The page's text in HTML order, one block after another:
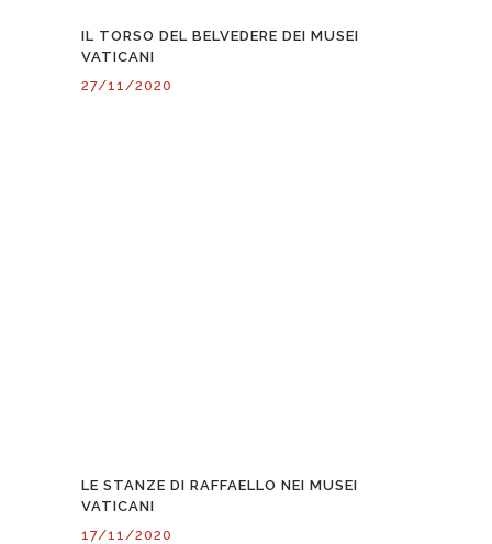
IL TORSO DEL BELVEDERE DEI MUSEI
VATICANI
27/11/2020
LE STANZE DI RAFFAELLO NEI MUSEI
VATICANI
17/11/2020